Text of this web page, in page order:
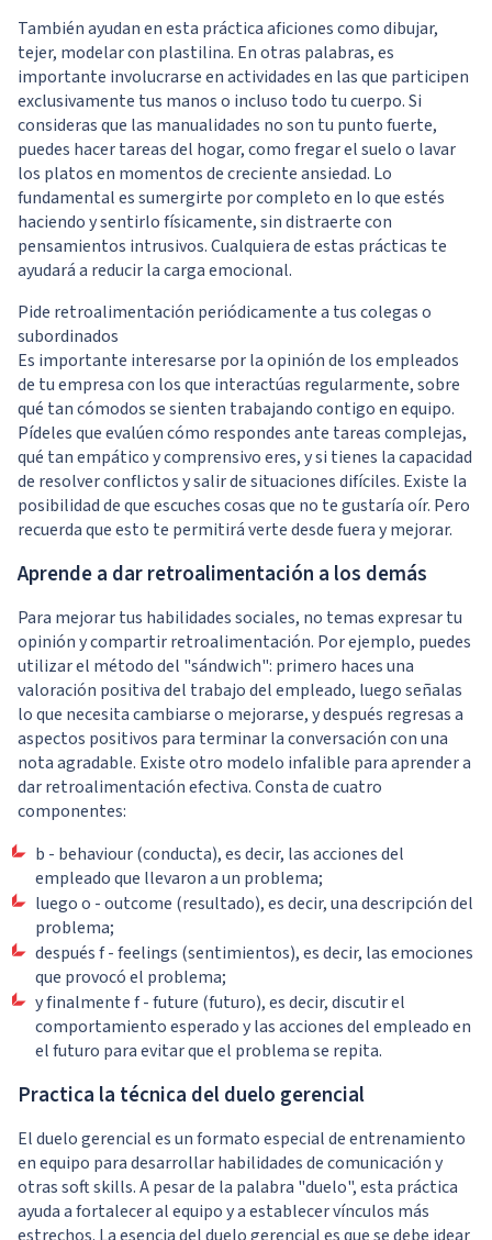
También ayudan en esta práctica aficiones como dibujar,
tejer, modelar con plastilina. En otras palabras, es
importante involucrarse en actividades en las que participen
exclusivamente tus manos o incluso todo tu cuerpo. Si
consideras que las manualidades no son tu punto fuerte,
puedes hacer tareas del hogar, como fregar el suelo o lavar
los platos en momentos de creciente ansiedad. Lo
fundamental es sumergirte por completo en lo que estés
haciendo y sentirlo físicamente, sin distraerte con
pensamientos intrusivos. Cualquiera de estas prácticas te
ayudará a reducir la carga emocional.
Pide retroalimentación periódicamente a tus colegas o
subordinados
Es importante interesarse por la opinión de los empleados
de tu empresa con los que interactúas regularmente, sobre
qué tan cómodos se sienten trabajando contigo en equipo.
Pídeles que evalúen cómo respondes ante tareas complejas,
qué tan empático y comprensivo eres, y si tienes la capacidad
de resolver conflictos y salir de situaciones difíciles. Existe la
posibilidad de que escuches cosas que no te gustaría oír. Pero
recuerda que esto te permitirá verte desde fuera y mejorar.
Aprende a dar retroalimentación a los demás
Para mejorar tus habilidades sociales, no temas expresar tu
opinión y compartir retroalimentación. Por ejemplo, puedes
utilizar el método del "sándwich": primero haces una
valoración positiva del trabajo del empleado, luego señalas
lo que necesita cambiarse o mejorarse, y después regresas a
aspectos positivos para terminar la conversación con una
nota agradable. Existe otro modelo infalible para aprender a
dar retroalimentación efectiva. Consta de cuatro
componentes:
b - behaviour (conducta), es decir, las acciones del
empleado que llevaron a un problema;
luego o - outcome (resultado), es decir, una descripción del
problema;
después f - feelings (sentimientos), es decir, las emociones
que provocó el problema;
y finalmente f - future (futuro), es decir, discutir el
comportamiento esperado y las acciones del empleado en
el futuro para evitar que el problema se repita.
Practica la técnica del duelo gerencial
El duelo gerencial es un formato especial de entrenamiento
en equipo para desarrollar habilidades de comunicación y
otras soft skills. A pesar de la palabra "duelo", esta práctica
ayuda a fortalecer al equipo y a establecer vínculos más